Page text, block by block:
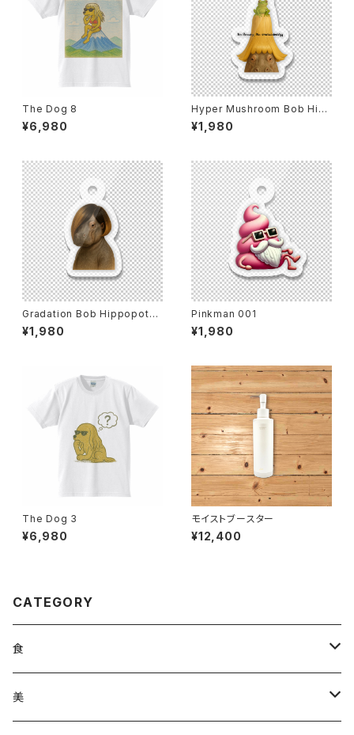
The Dog 8
¥6,980
Hyper Mushroom Bob Hip
popotamus
¥1,980
Gradation Bob Hippopota
mus
¥1,980
Pinkman 001
¥1,980
The Dog 3
¥6,980
モイストブースター
¥12,400
CATEGORY
食
調味料
美